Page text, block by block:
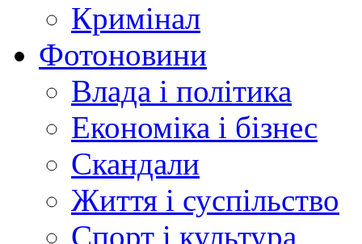
Кримінал
Фотоновини
Влада і політика
Економіка і бізнес
Скандали
Життя і суспільство
Спорт і культура